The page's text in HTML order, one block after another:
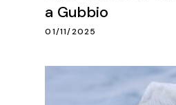
a Gubbio
01/11/2025